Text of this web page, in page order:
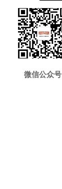
微信公众号